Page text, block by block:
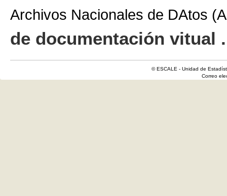
Archivos Nacionales de DAtos
de documentación vitual
© ESCALE - Unidad de
Correo